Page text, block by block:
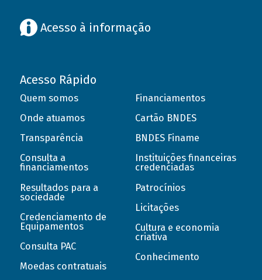
Acesso à informação
Acesso Rápido
Quem somos
Onde atuamos
Transparência
Consulta a
financiamentos
Resultados para a
sociedade
Credenciamento de
Equipamentos
Consulta PAC
Moedas contratuais
Financiamentos
Cartão BNDES
BNDES Finame
Instituições financeiras
credenciadas
Patrocínios
Licitações
Cultura e economia
criativa
Conhecimento